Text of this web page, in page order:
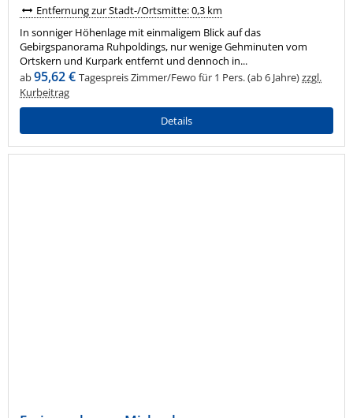
Entfernung zur Stadt-/Ortsmitte: 0,3 km
In sonniger Höhenlage mit einmaligem Blick auf das
Gebirgspanorama Ruhpoldings, nur wenige Gehminuten vom
Ortskern und Kurpark entfernt und dennoch in...
ab95,62 € Tagespreis Zimmer/Fewo für 1 Pers. (ab 6 Jahre)zzgl.
Kurbeitrag
Details